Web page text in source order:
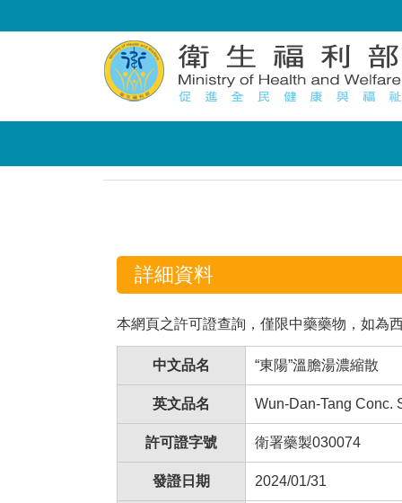
詳細資料
本網頁之許可證查詢，僅限中藥藥物，如為
中文品名 “東陽”溫膽湯濃縮散
英文品名 Wun-Dan-Tang Conc.
許可證字號 衛署藥製030074
發證日期 2024/01/31